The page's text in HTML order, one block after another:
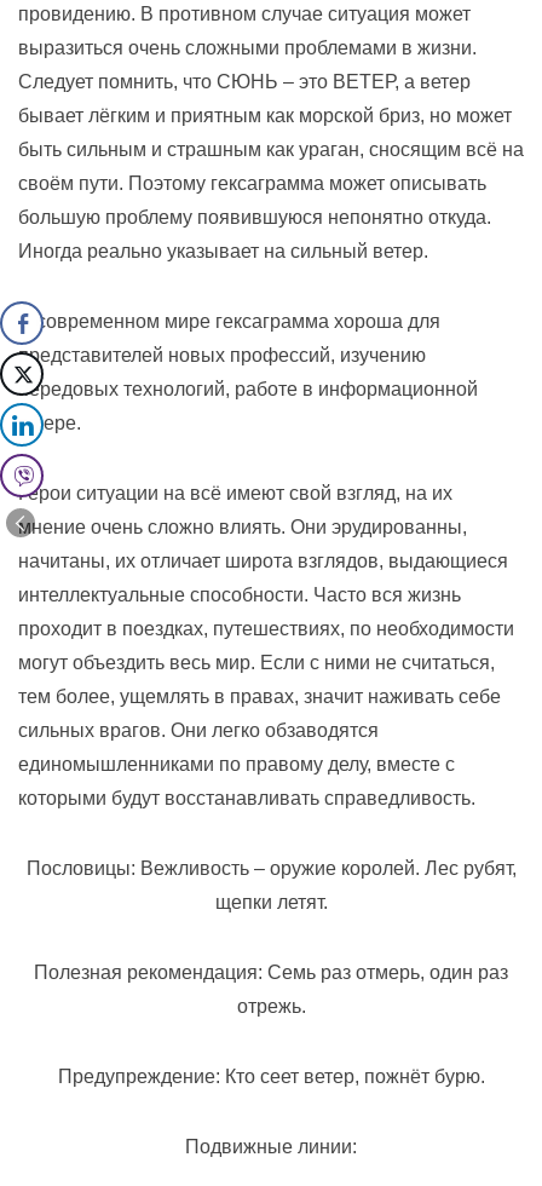
провидению. В противном случае ситуация может
выразиться очень сложными проблемами в жизни.
Следует помнить, что СЮНЬ – это ВЕТЕР, а ветер
бывает лёгким и приятным как морской бриз, но может
быть сильным и страшным как ураган, сносящим всё на
своём пути. Поэтому гексаграмма может описывать
большую проблему появившуюся непонятно откуда.
Иногда реально указывает на сильный ветер.
В современном мире гексаграмма хороша для
представителей новых профессий, изучению
передовых технологий, работе в информационной
сфере.
Герои ситуации на всё имеют свой взгляд, на их
мнение очень сложно влиять. Они эрудированны,
начитаны, их отличает широта взглядов, выдающиеся
интеллектуальные способности. Часто вся жизнь
проходит в поездках, путешествиях, по необходимости
могут объездить весь мир. Если с ними не считаться,
тем более, ущемлять в правах, значит наживать себе
сильных врагов. Они легко обзаводятся
единомышленниками по правому делу, вместе с
которыми будут восстанавливать справедливость.
Пословицы: Вежливость – оружие королей. Лес рубят,
щепки летят.
Полезная рекомендация: Семь раз отмерь, один раз
отрежь.
Предупреждение: Кто сеет ветер, пожнёт бурю.
Подвижные линии: